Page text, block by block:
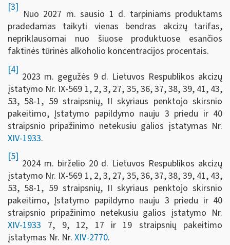
[3]
Nuo 2027 m. sausio 1 d. tarpiniams produktams
pradedamas taikyti vienas bendras akcizų tarifas,
nepriklausomai nuo šiuose produktuose esančios
faktinės tūrinės alkoholio koncentracijos procentais.
[4]
2023 m. gegužės 9 d. Lietuvos Respublikos akcizų
įstatymo Nr. IX-569 1, 2, 3, 27, 35, 36, 37, 38, 39, 41, 43,
53, 58-1, 59 straipsnių, II skyriaus penktojo skirsnio
pakeitimo, Įstatymo papildymo nauju 3 priedu ir 40
straipsnio pripažinimo netekusiu galios įstatymas Nr.
XIV-1933.
[5]
2024 m. birželio 20 d. Lietuvos Respublikos akcizų
įstatymo Nr. IX-569 1, 2, 3, 27, 35, 36, 37, 38, 39, 41, 43,
53, 58-1, 59 straipsnių, II skyriaus penktojo skirsnio
pakeitimo, Įstatymo papildymo nauju 3 priedu ir 40
straipsnio pripažinimo netekusiu galios įstatymo Nr.
XIV-1933 7, 9, 12, 17 ir 19 straipsnių pakeitimo
įstatymas Nr. Nr. XIV-2770.